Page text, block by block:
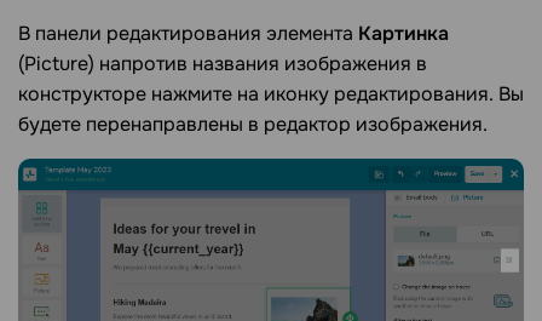
В панели редактирования элемента Картинка
(Picture) напротив названия изображения в
конструкторе нажмите на иконку редактирования. Вы
будете перенаправлены в редактор изображения.